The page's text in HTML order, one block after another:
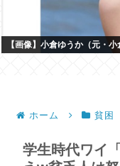
【画像】小倉ゆうか（元・
ホーム 貧困
学生時代ワイ